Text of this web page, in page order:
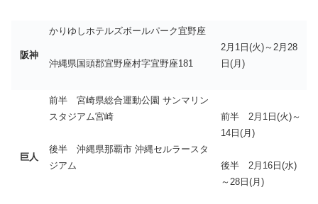
阪神
かりゆしホテルズボールパーク宜野座
沖縄県国頭郡宜野座村字宜野座181
2月1日(火)～2月28
日(月)
巨人
前半 宮崎県総合運動公園 サンマリン
スタジアム宮崎
後半 沖縄県那覇市 沖縄セルラースタ
ジアム
前半 2月1日(火)～
14日(月)
後半 2月16日(水)
～28日(月)